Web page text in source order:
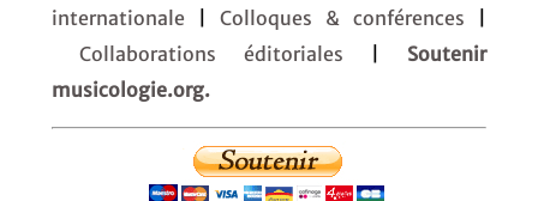
internationale
Colloques & conférences
Collaborations éditoriales
Soutenir
musicologie.org.